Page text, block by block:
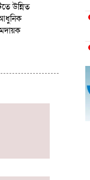
উন্নিত
আধুনিক